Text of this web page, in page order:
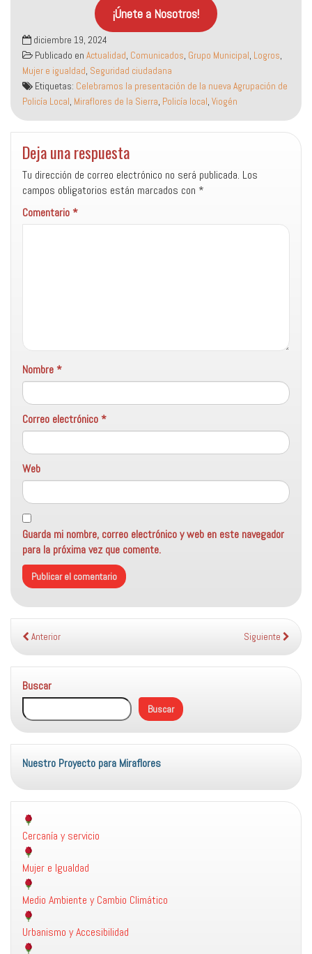
¡Únete a Nosotros!
diciembre 19, 2024
Publicado en Actualidad, Comunicados, Grupo Municipal, Logros,
Mujer e igualdad, Seguridad ciudadana
Etiquetas: Celebramos la presentación de la nueva Agrupación de
Policía Local, Miraflores de la Sierra, Policía local, Viogén
Deja una respuesta
Tu dirección de correo electrónico no será publicada. Los
campos obligatorios están marcados con *
Comentario*
Nombre *
Correo electrónico *
Web
Guarda mi nombre, correo electrónico y web en este navegador
para la próxima vez que comente.
Anterior Siguiente
Buscar
Buscar
Nuestro Proyecto para Miraflores
Cercanía y servicio
Mujer e Igualdad
Medio Ambiente y Cambio Climático
Urbanismo y Accesibilidad